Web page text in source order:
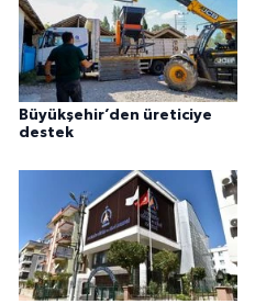
Büyükşehir’den üreticiye
destek